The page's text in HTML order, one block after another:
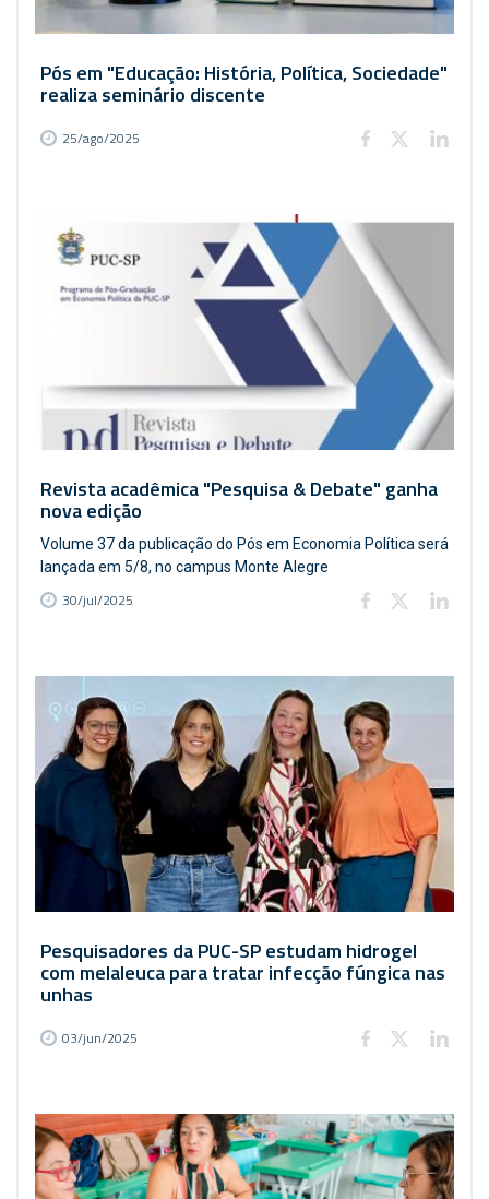
Pós em "Educação: História, Política, Sociedade"
realiza seminário discente
25/ago/2025
Revista acadêmica "Pesquisa & Debate" ganha
nova edição
Volume 37 da publicação do Pós em Economia Política será
lançada em 5/8, no campus Monte Alegre
30/jul/2025
Pesquisadores da PUC-SP estudam hidrogel
com melaleuca para tratar infecção fúngica nas
unhas
03/jun/2025